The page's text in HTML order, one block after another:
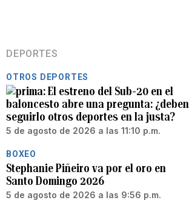
DEPORTES
OTROS DEPORTES
El estreno del Sub-20 en el
baloncesto abre una pregunta: ¿deben
seguirlo otros deportes en la justa?
5 de agosto de 2026 a las 11:10 p.m.
BOXEO
Stephanie Piñeiro va por el oro en
Santo Domingo 2026
5 de agosto de 2026 a las 9:56 p.m.